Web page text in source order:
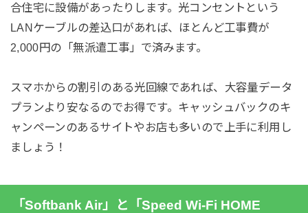
合住宅に設備があったりします。光コンセントという
LANケーブルの差込口があれば、ほとんど工事費が
2,000円の「無派遣工事」で済みます。
スマホからの割引のある光回線であれば、大容量データ
プランより安なるのでお得です。キャッシュバックのキ
ャンペーンのあるサイトやお店も多いので上手に利用し
ましょう！
「Softbank Air」と「Speed Wi-Fi HOME